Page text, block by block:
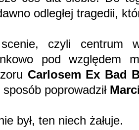
odległej tragedii,
czyli centrum
pod względem
Carlosem Ex Bad
sposób poprowadził
był, ten niech żałuje.